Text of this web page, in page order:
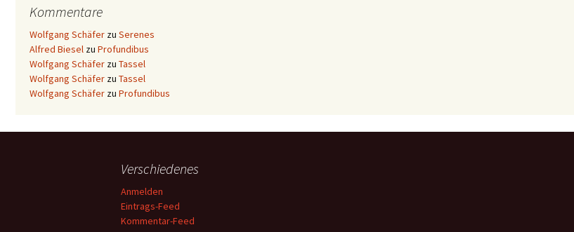
Kommentare
Wolfgang Schäfer zu Serenes
Alfred Biesel zu Profundibus
Wolfgang Schäfer zu Tassel
Wolfgang Schäfer zu Tassel
Wolfgang Schäfer zu Profundibus
Verschiedenes
Anmelden
Eintrags-Feed
Kommentar-Feed